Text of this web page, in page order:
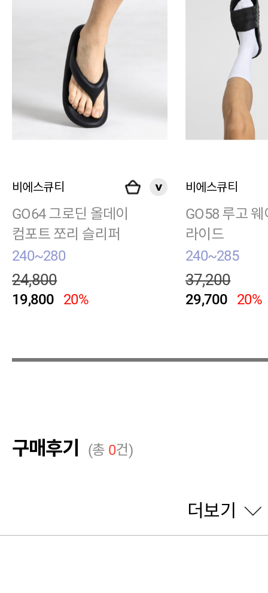
비에스큐티
GO64 그로딘 올데이
컴포트 쪼리 슬리퍼
240~280
24,800
19,800 20%
비에스큐티
GO58 루고 웨
라이드
240~285
37,200
29,700 20%
구매후기 (총 0건)
더보기